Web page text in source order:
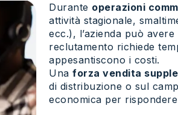
Durante operazioni
attività stagionale,
ecc.), l’azienda può
reclutamento richiede
appesantiscono i costi.
Una forza vendita
di distribuzione o sul
economica per